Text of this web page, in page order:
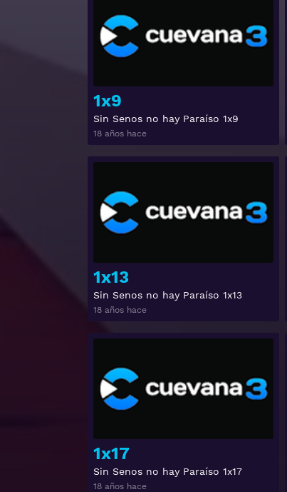
1x9
Sin Senos no hay Paraíso 1x9
18 años hace
1x13
Sin Senos no hay Paraíso 1x13
18 años hace
1x17
Sin Senos no hay Paraíso 1x17
18 años hace